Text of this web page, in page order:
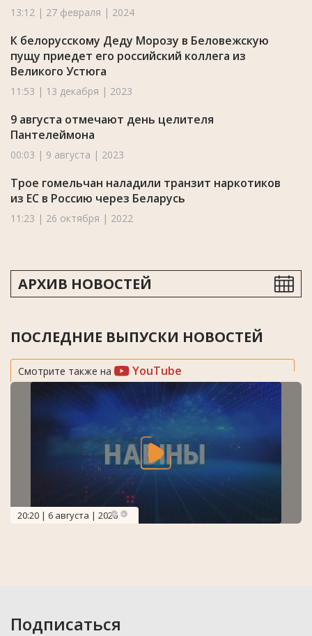
13:12 | 27 февраля | 2024
К белорусскому Деду Морозу в Беловежскую
пущу приедет его российский коллега из
Великого Устюга
11:53 | 13 декабря | 2023
9 августа отмечают день целителя
Пантелеймона
00:03 | 9 августа | 2023
Трое гомельчан наладили транзит наркотиков
из ЕС в Россию через Беларусь
11:23 | 26 октября | 2022
АРХИВ НОВОСТЕЙ
ПОСЛЕДНИЕ ВЫПУСКИ НОВОСТЕЙ
Смотрите также на YouTube
20:20 | 6 августа | 2026
Подписаться